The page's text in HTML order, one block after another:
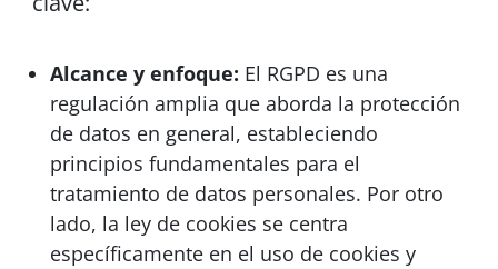
Alcance y enfoque: El RGPD es una
regulación amplia que aborda la protección
de datos en general, estableciendo
principios fundamentales para el
tratamiento de datos personales. Por otro
lado, la ley de cookies se centra
específicamente en el uso de cookies y